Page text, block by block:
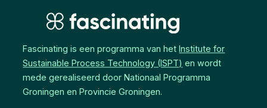
Fascinating is een programma van hetInstitute for
Sustainable Process Technology (ISPT) en wordt
mede gerealiseerd door Nationaal Programma
Groningen en Provincie Groningen.